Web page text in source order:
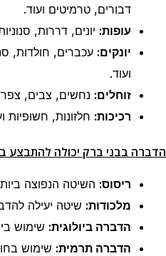
דבורים, טרמיטים ועוד.
עופות: יונים, דררות,
יונקים: עכברים, חולדות,
ועוד.
זוחלים: נחשים, צבים,
רכיכות: חלזונות, חשופיות
הדברה בבני ברק יכולה להתבצע
ריסוס: השיטה הנפוצה
מלכודות: שיטה יעילה
הדברה ביולוגית: שימוש
הדברה תרמית: שימוש